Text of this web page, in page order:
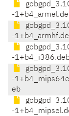
-
-
-
-
eb
-